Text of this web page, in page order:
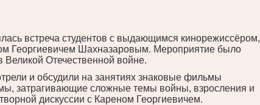
встреча студентов с выдающимся кинорежиссёром,
Георгиевичем Шахназаровым. Мероприятие было
Отечественной войне.
и обсудили на занятиях знаковые фильмы
затрагивающие сложные темы войны, взросления и
дискуссии с Кареном Георгиевичем.